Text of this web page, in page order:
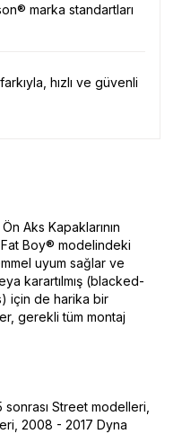
marka standartları
hızlı ve güvenli
Aks Kapaklarının
Boy® modelindeki
uyum sağlar ve
karartılmış (blacked-
için de harika bir
gerekli tüm montaj
Street modelleri,
2008 - 2017 Dyna